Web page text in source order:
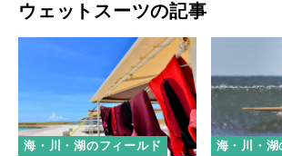
ウェットスーツの記事
海・川・湖のフィールド 海・川・湖